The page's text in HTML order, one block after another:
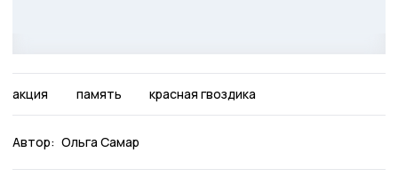
акция память красная гвоздика
Автор: Ольга Самар